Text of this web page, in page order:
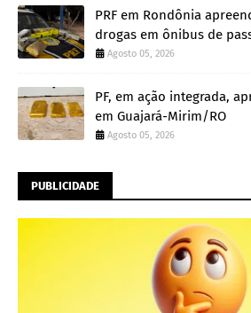
PRF em Rondônia
drogas em ônibus de
Agosto 05, 2026
PF, em ação integrada,
em Guajará-Mirim/RO
Agosto 05, 2026
PUBLICIDADE